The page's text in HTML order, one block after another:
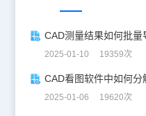
2025-01-10 19359次
2025-01-06 19620次